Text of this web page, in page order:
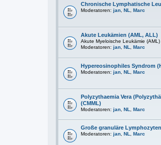
Chronische Lymphatische
Moderatoren: jan NL Marc
Akute Leukämien (AML, ALL)
Akute Myeloische Leukämie
Moderatoren: jan NL Marc
Hypereosinophiles Syndrom
Moderatoren: jan NL Marc
Polyzythaemia Vera
(CMML)
Moderatoren: jan NL Marc
Große granuläre
Moderatoren: jan NL Marc